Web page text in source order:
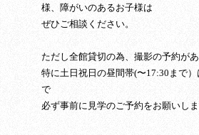
様、障がいのあるお子様は
ぜひご相談ください。
ただし全館貸切の為、撮影の予約が
特に土日祝日の昼間帯(〜17:30まで
で
必ず事前に見学のご予約をお願いしま